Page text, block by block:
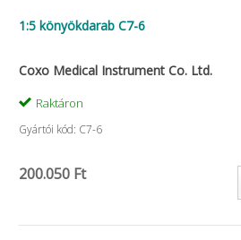
1:5 könyökdarab C7-6
Coxo Medical Instrument Co. Ltd.
Raktáron
Gyártói kód: C7-6
200.050 Ft